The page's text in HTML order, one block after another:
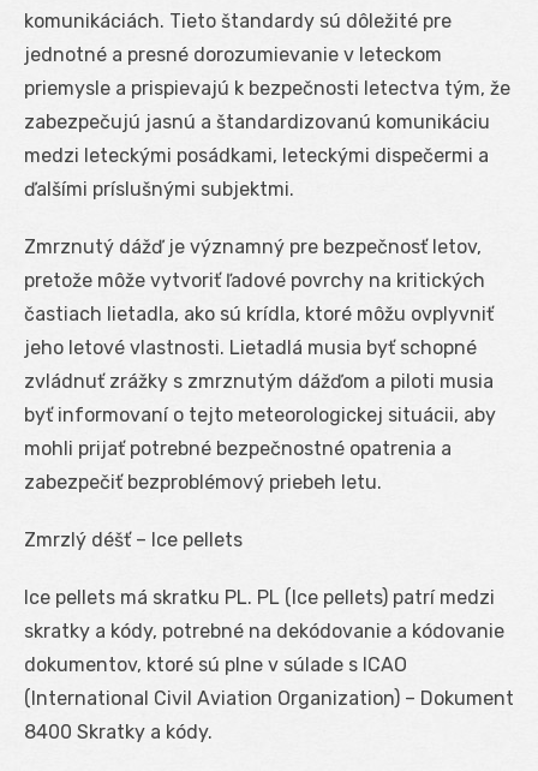
komunikáciách. Tieto štandardy sú dôležité pre
jednotné a presné dorozumievanie v leteckom
priemysle a prispievajú k bezpečnosti letectva tým, že
zabezpečujú jasnú a štandardizovanú komunikáciu
medzi leteckými posádkami, leteckými dispečermi a
ďalšími príslušnými subjektmi.
Zmrznutý dážď je významný pre bezpečnosť letov,
pretože môže vytvoriť ľadové povrchy na kritických
častiach lietadla, ako sú krídla, ktoré môžu ovplyvniť
jeho letové vlastnosti. Lietadlá musia byť schopné
zvládnuť zrážky s zmrznutým dážďom a piloti musia
byť informovaní o tejto meteorologickej situácii, aby
mohli prijať potrebné bezpečnostné opatrenia a
zabezpečiť bezproblémový priebeh letu.
Zmrzlý déšť – Ice pellets
Ice pellets má skratku PL. PL (Ice pellets) patrí medzi
skratky a kódy, potrebné na dekódovanie a kódovanie
dokumentov, ktoré sú plne v súlade s ICAO
(International Civil Aviation Organization) – Dokument
8400 Skratky a kódy.